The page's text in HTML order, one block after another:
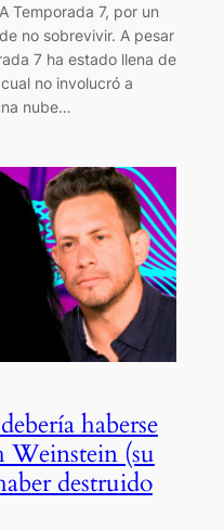
Temporada 7, por un
no sobrevivir. A pesar
7 ha estado llena de
no involucró a
nube…
haberse
Weinstein (su
destruido